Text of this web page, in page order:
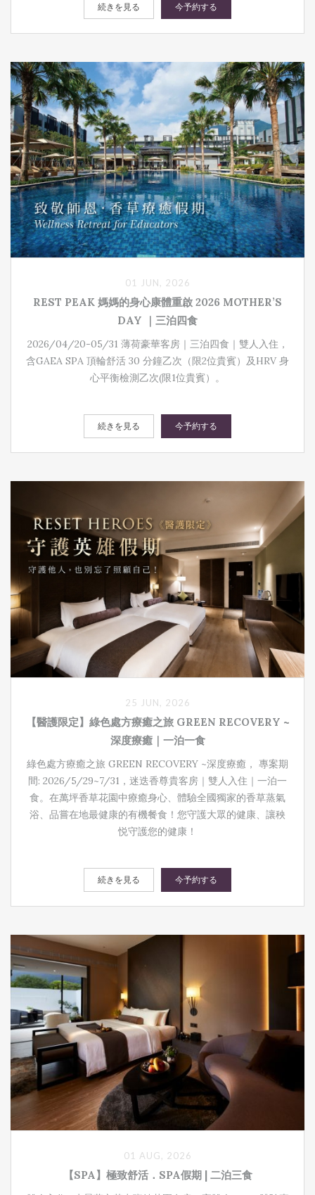
続きを見る 今予約する
REST PEAK 媽媽的身心康體重啟 2026 MOTHER’S
DAY ｜三泊四食
2026/04/20-05/31 薄荷豪華客房｜三泊四食｜雙人入住，
含GAEA SPA 頂輪舒活 30 分鐘乙次（限2位貴賓）及HRV 身
心平衡檢測乙次(限1位貴賓）。
01 JUN, 2026
続きを見る 今予約する
【醫護限定】綠色處方療癒之旅 GREEN RECOVERY ~
深度療癒｜一泊一食
綠色處方療癒之旅 GREEN RECOVERY ~深度療癒， 專案期
間: 2026/5/29~7/31 ，迷迭香尊貴客房｜雙人入住｜一泊一
食。在萬坪香草花園中療癒身心、體驗全國獨家的香草蒸氣
浴、品嘗在地最健康的有機餐食！您守護大眾的健康、讓秧
悦守護您的健康！
25 JUN, 2026
続きを見る 今予約する
【SPA】極致舒活．SPA假期 | 二泊三食
01 AUG, 2026